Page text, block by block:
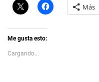
C
l
k
t
s
h
H
a Más
Me gusta esto:
Cargando...